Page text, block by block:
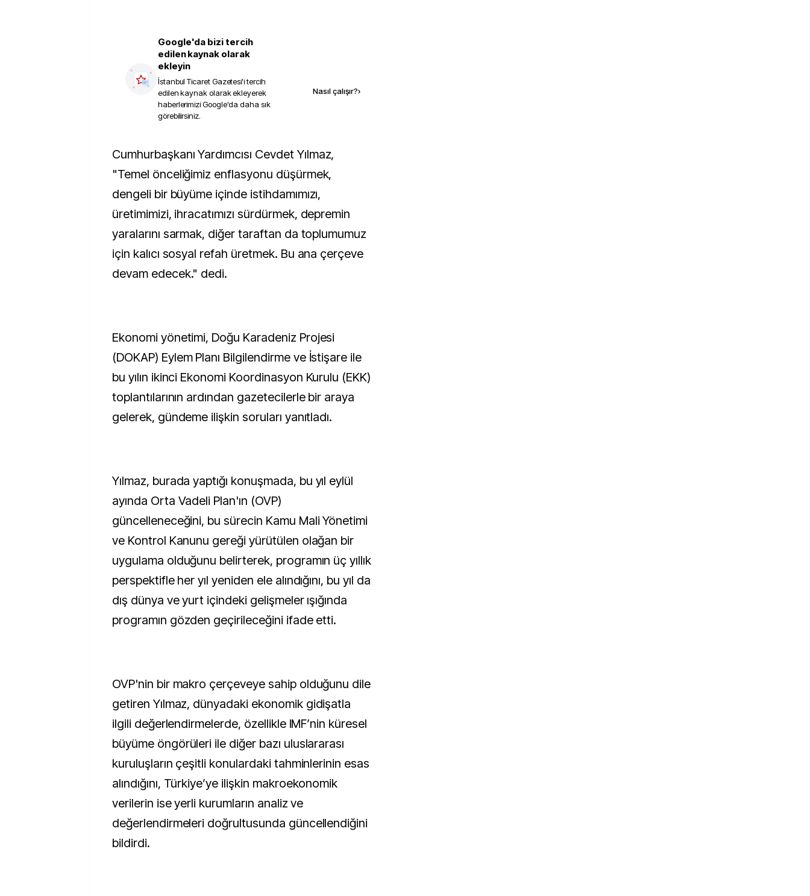
Google'da bizi tercih
edilen kaynak olarak
ekleyin
İstanbul Ticaret Gazetesi'i tercih
edilen kaynak olarak ekleyerek
haberlerimizi Google'da daha sık
görebilirsiniz.
Nasıl çalışır?›
Cumhurbaşkanı Yardımcısı Cevdet Yılmaz,
"Temel önceliğimiz enflasyonu düşürmek,
dengeli bir büyüme içinde istihdamımızı,
üretimimizi, ihracatımızı sürdürmek, depremin
yaralarını sarmak, diğer taraftan da toplumumuz
için kalıcı sosyal refah üretmek. Bu ana çerçeve
devam edecek." dedi.
Ekonomi yönetimi, Doğu Karadeniz Projesi
(DOKAP) Eylem Planı Bilgilendirme ve İstişare ile
bu yılın ikinci Ekonomi Koordinasyon Kurulu (EKK)
toplantılarının ardından gazetecilerle bir araya
gelerek, gündeme ilişkin soruları yanıtladı.
Yılmaz, burada yaptığı konuşmada, bu yıl eylül
ayında Orta Vadeli Plan'ın (OVP)
güncelleneceğini, bu sürecin Kamu Mali Yönetimi
ve Kontrol Kanunu gereği yürütülen olağan bir
uygulama olduğunu belirterek, programın üç yıllık
perspektifle her yıl yeniden ele alındığını, bu yıl da
dış dünya ve yurt içindeki gelişmeler ışığında
programın gözden geçirileceğini ifade etti.
OVP'nin bir makro çerçeveye sahip olduğunu dile
getiren Yılmaz, dünyadaki ekonomik gidişatla
ilgili değerlendirmelerde, özellikle IMF’nin küresel
büyüme öngörüleri ile diğer bazı uluslararası
kuruluşların çeşitli konulardaki tahminlerinin esas
alındığını, Türkiye’ye ilişkin makroekonomik
verilerin ise yerli kurumların analiz ve
değerlendirmeleri doğrultusunda güncellendiğini
bildirdi.